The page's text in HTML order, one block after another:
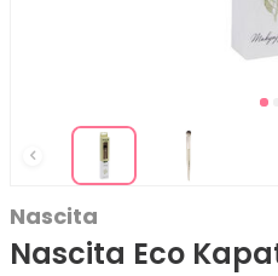
Nascita
Nascita Eco